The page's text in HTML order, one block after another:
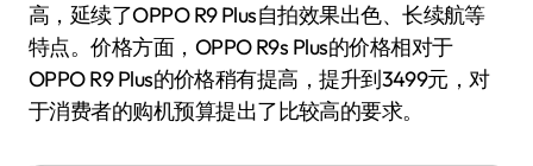
高，延续了OPPO R9 Plus自拍效果出色、长续航等
特点。价格方面，OPPO R9s Plus的价格相对于
OPPO R9 Plus的价格稍有提高，提升到3499元，对
于消费者的购机预算提出了比较高的要求。